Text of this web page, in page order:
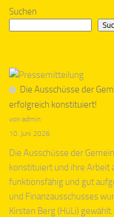
Suchen
Die Ausschüsse der
erfolgreich konstituiert!
von admin
10. Juni 2026
Die Ausschüsse der
konstituiert und ihre Arbeit
funktionsfähig und gut
und Finanzausschusses
Kirsten Berg (HüLi)